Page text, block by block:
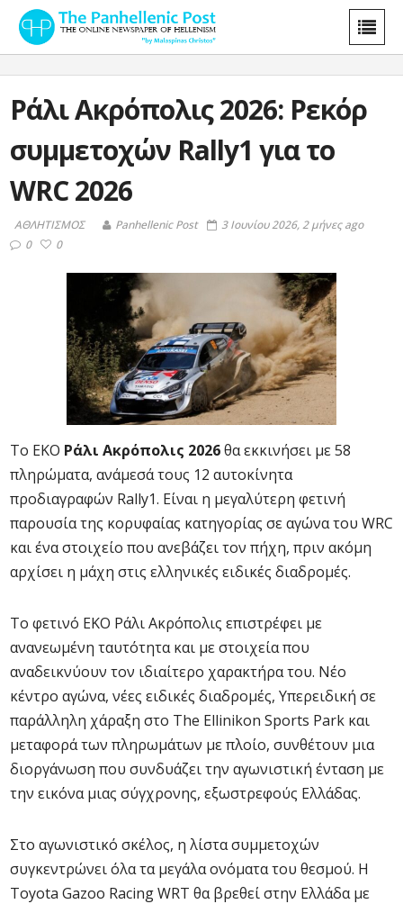
Ράλι Ακρόπολις 2026: Ρεκόρ
συμμετοχών Rally1 για το
WRC 2026
ΑΘΛΗΤΙΣΜΟΣ Panhellenic Post
3 Ιουνίου 2026, 2 μήνες ago
0
0
Το EKO Ράλι Ακρόπολις 2026θα εκκινήσει με 58
πληρώματα, ανάμεσά τους 12 αυτοκίνητα
προδιαγραφών Rally1. Είναι η μεγαλύτερη φετινή
παρουσία της κορυφαίας κατηγορίας σε αγώνα του WRC
και ένα στοιχείο που ανεβάζει τον πήχη, πριν ακόμη
αρχίσει η μάχη στις ελληνικές ειδικές διαδρομές.
Το φετινό EKO Ράλι Ακρόπολις επιστρέφει με
ανανεωμένη ταυτότητα και με στοιχεία που
αναδεικνύουν τον ιδιαίτερο χαρακτήρα του. Νέο
κέντρο αγώνα, νέες ειδικές διαδρομές, Υπερειδική σε
παράλληλη χάραξη στο The Ellinikon Sports Park και
μεταφορά των πληρωμάτων με πλοίο, συνθέτουν μια
διοργάνωση που συνδυάζει την αγωνιστική ένταση με
την εικόνα μιας σύγχρονης, εξωστρεφούς Ελλάδας.
Στο αγωνιστικό σκέλος, η λίστα συμμετοχών
συγκεντρώνει όλα τα μεγάλα ονόματα του θεσμού. Η
Toyota Gazoo Racing WRT θα βρεθεί στην Ελλάδα με